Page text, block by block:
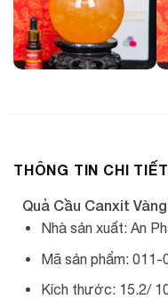
THÔNG TIN CHI TIẾT
Quả Cầu Canxit
Nhà sản xuất: An
Mã sản phẩm: 011-
Kích thước: 15.2/